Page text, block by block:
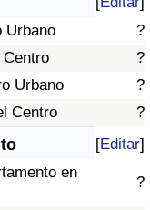
Urbano
?
?
Urbano
?
Centro
?
[Editar]
en
?
País